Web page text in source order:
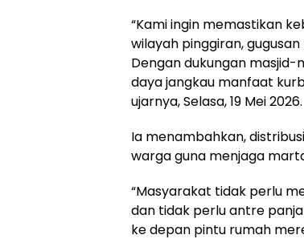
“Kami ingin memastikan
wilayah pinggiran,
Dengan dukungan masjid-
daya jangkau manfaat
ujarnya, Selasa, 19 Mei 2026.
Ia menambahkan,
warga guna menjaga
“Masyarakat tidak perlu
dan tidak perlu antre
ke depan pintu rumah